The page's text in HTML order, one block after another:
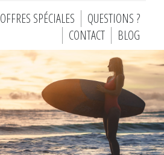
OFFRES SPÉCIALES
QUESTIONS ?
CONTACT
BLOG